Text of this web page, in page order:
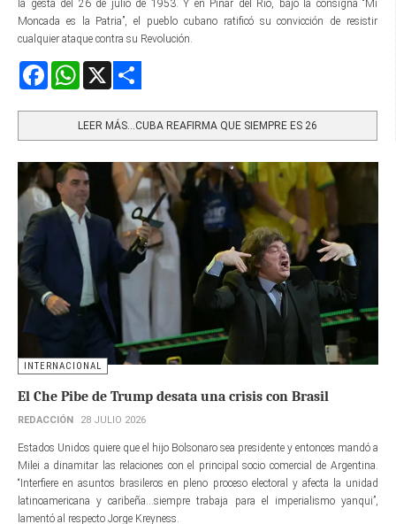
la gesta del 26 de julio de 1953. Y en Pinar del Río, bajo la consigna “Mi
Moncada es la Patria”, el pueblo cubano ratificó su convicción de resistir
cualquier ataque contra su Revolución.
FacebookWhatsApp
LEER MÁS…CUBA REAFIRMA QUE SIEMPRE ES 26
INTERNACIONAL
El Che Pibe de Trump desata una crisis con Brasil
REDACCIÓN 28 JULIO 2026
Estados Unidos quiere que el hijo Bolsonaro sea presidente y entonces mandó a
Milei a dinamitar las relaciones con el principal socio comercial de Argentina.
“Interfiere en asuntos brasileros en pleno proceso electoral y afecta la unidad
latinoamericana y caribeña...siempre trabaja para el imperialismo yanqui”,
lamentó al respecto Jorge Kreyness.